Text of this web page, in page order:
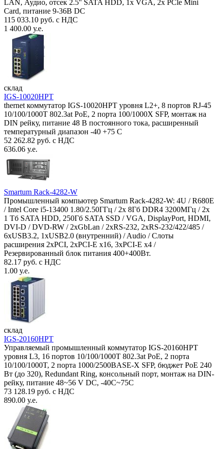
LAN, Аудио, отсек 2.5'' SATA HDD, 1x VGA, 2x PCle Mini
Card, питание 9-36В DC
115 033.10 руб. с НДС
1 400.00 у.е.
склад
IGS-10020HPT
thernet коммутатор IGS-10020HPT уровня L2+, 8 портов RJ-45
10/100/1000T 802.3at PoE, 2 порта 100/1000X SFP, монтаж на
DIN рейку, питание 48 В постоянного тока, расширенный
температурный диапазон -40 +75 С
52 262.82 руб. с НДС
636.06 у.е.
Smartum Rack-4282-W
Промышленный компьютер Smartum Rack-4282-W: 4U / R680E
/ Intel Core i5-13400 1.80/2.50ГГц / 2x 8Гб DDR4 3200МГц / 2x
1 Тб SATA HDD, 250Гб SATA SSD / VGA, DisplayPort, HDMI,
DVI-D / DVD-RW / 2xGbLan / 2xRS-232, 2xRS-232/422/485 /
6xUSB3.2, 1xUSB2.0 (внутренний) / Audio / Слоты
расширения 2xPCI, 2xPCI-E x16, 3xPCI-E x4 /
Резервированный блок питания 400+400Вт.
82.17 руб. с НДС
1.00 у.е.
склад
IGS-20160HPT
Управляемый промышленный коммутатор IGS-20160HPT
уровня L3, 16 портов 10/100/1000T 802.3at PoE, 2 порта
10/100/1000T, 2 порта 1000/2500BASE-X SFP, бюджет PoE 240
Вт (до 320), Redundant Ring, консольный порт, монтаж на DIN-
рейку, питание 48~56 V DC, -40С~75C
73 128.19 руб. с НДС
890.00 у.е.